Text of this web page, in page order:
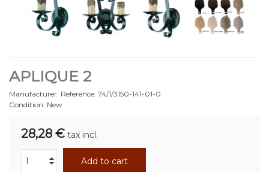
APLIQUE 2
Manufacturer: Reference: 74/1/3150-141-01-0
Condition: New
28,28 € tax incl.
Add to cart